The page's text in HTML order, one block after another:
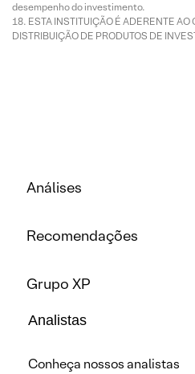
desempenho do investimento.
ESTA INSTITUIÇÃO É ADERENTE AO
DISTRIBUIÇÃO DE PRODUTOS DE
Análises
Recomendações
Grupo XP
Analistas
Conheça nossos analistas